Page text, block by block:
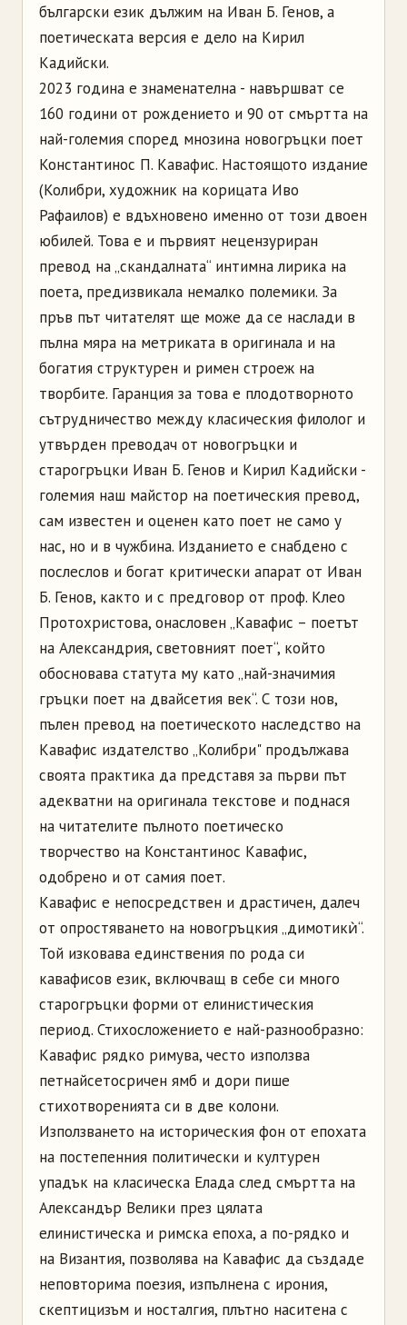
български език дължим на Иван Б. Генов, а
поетическата версия е дело на Кирил
Кадийски.
2023 година е знаменателна - навършват се
160 години от рождението и 90 от смъртта на
най-големия според мнозина новогръцки поет
Константинос П. Кавафис. Настоящото издание
(Колибри, художник на корицата Иво
Рафаилов) е вдъхновено именно от този двоен
юбилей. Това е и първият нецензуриран
превод на „скандалната“ интимна лирика на
поета, предизвикала немалко полемики. За
пръв път читателят ще може да се наслади в
пълна мяра на метриката в оригинала и на
богатия структурен и римен строеж на
творбите. Гаранция за това е плодотворното
сътрудничество между класическия филолог и
утвърден преводач от новогръцки и
старогръцки Иван Б. Генов и Кирил Кадийски -
големия наш майстор на поетическия превод,
сам известен и оценен като поет не само у
нас, но и в чужбина. Изданието е снабдено с
послеслов и богат критически апарат от Иван
Б. Генов, както и с предговор от проф. Клео
Протохристова, онасловен „Кавафис – поетът
на Александрия, световният поет“, който
обосновава статута му като „най-значимия
гръцки поет на двайсетия век“. С този нов,
пълен превод на поетическото наследство на
Кавафис издателство „Колибри" продължава
своята практика да представя за първи път
адекватни на оригинала текстове и поднася
на читателите пълното поетическо
творчество на Константинос Кавафис,
одобрено и от самия поет.
Кавафис е непосредствен и драстичен, далеч
от опростяването на новогръцкия „димотикѝ“.
Той изковава единствения по рода си
кавафисов език, включващ в себе си много
старогръцки форми от елинистическия
период. Стихосложението е най-разнообразно:
Кавафис рядко римува, често използва
петнайсетосричен ямб и дори пише
стихотворенията си в две колони.
Използването на историческия фон от епохата
на постепенния политически и културен
упадък на класическа Елада след смъртта на
Александър Велики през цялата
елинистическа и римска епоха, а по-рядко и
на Византия, позволява на Кавафис да създаде
неповторима поезия, изпълнена с ирония,
скептицизъм и носталгия, плътно наситена с